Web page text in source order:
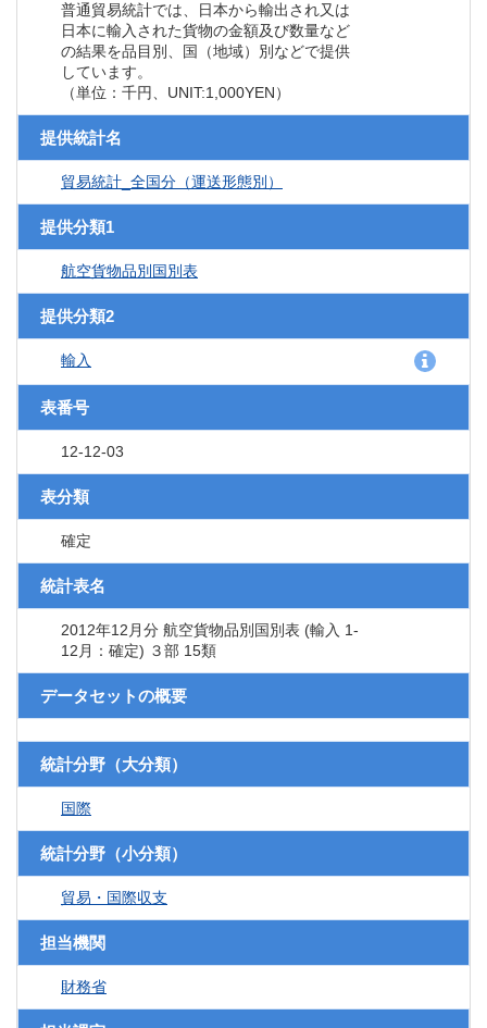
普通貿易統計では、日本から輸出され又は
日本に輸入された貨物の金額及び数量など
の結果を品目別、国（地域）別などで提供
しています。
（単位：千円、UNIT:1,000YEN）
提供統計名
貿易統計_全国分（運送形態別）
提供分類1
航空貨物品別国別表
提供分類2
輸入
表番号
12-12-03
表分類
確定
統計表名
2012年12月分 航空貨物品別国別表 (輸入 1-
12月：確定) ３部 15類
データセットの概要
統計分野（大分類）
国際
統計分野（小分類）
貿易・国際収支
担当機関
財務省